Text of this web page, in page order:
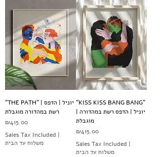
"THE PATH" | יוניל | הדפס
רשת במהדורה מוגבלת
Price
₪415.00
Sales Tax Included |
משלוח עד הבית
"KISS KISS BANG BANG"
| יוניל | הדפס רשת במהדורה
מוגבלת
Price
₪415.00
Sales Tax Included |
משלוח עד הבית